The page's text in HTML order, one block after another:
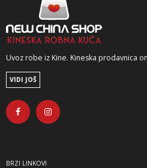
Uvoz robe iz Kine. Kineska prodavnica
VIDI JOŠ
BRZI LINKOVI